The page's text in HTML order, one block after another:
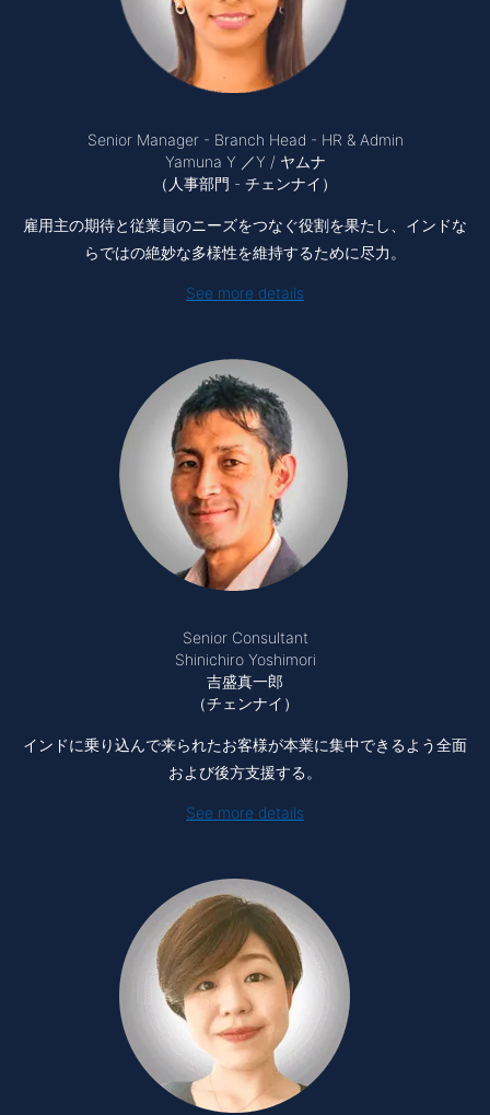
Senior Manager - Branch Head - HR & Admin
Yamuna Y ／Y / ヤムナ
（人事部門 - チェンナイ）
雇用主の期待と従業員のニーズをつなぐ役割を果たし、インドな
らではの絶妙な多様性を維持するために尽力。
See more details
Senior Consultant
Shinichiro Yoshimori
吉盛真一郎
（チェンナイ）
インドに乗り込んで来られたお客様が本業に集中できるよう全面
および後方支援する。
See more details